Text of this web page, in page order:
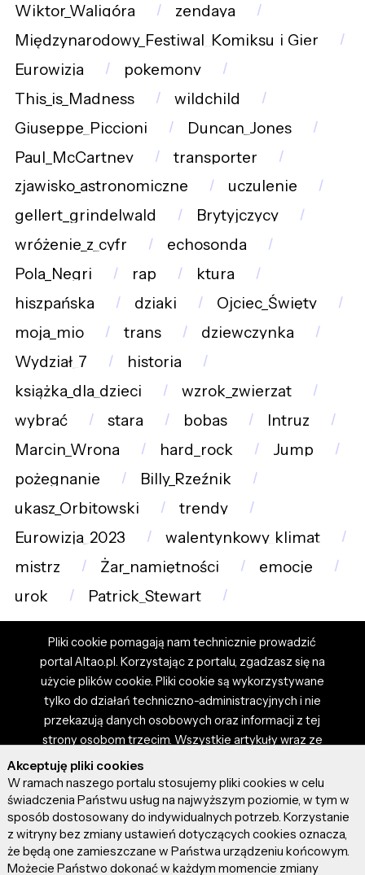
Wiktor_Waligóra
zendaya
Międzynarodowy_Festiwal_Komiksu_i_Gier
Eurowizja
pokemony
This_is_Madness
wildchild
Giuseppe_Piccioni
Duncan_Jones
Paul_McCartney
transporter
zjawisko_astronomiczne
uczulenie
gellert_grindelwald
Brytyjczycy
wróżenie_z_cyfr
echosonda
Pola_Negri
rap
ktura
hiszpańska
dziaki
Ojciec_Święty
moja_mio
trans
dziewczynka
Wydział_7
historia
książka_dla_dzieci
wzrok_zwierząt
wybrać
stara bobas
Intruz
Marcin_Wrona
hard_rock
Jump
pożegnanie
Billy_Rzeźnik
ukasz_Orbitowski
trendy
Eurowizja_2023
walentynkowy_klimat
mistrz
Żar_namiętności
emocje
urok
Patrick_Stewart
Pliki cookie pomagają nam technicznie prowadzić
portal Altao.pl. Korzystając z portalu, zgadzasz się na
użycie plików cookie. Pliki cookie są wykorzystywane
tylko do działań techniczno-administracyjnych i nie
przekazują danych osobowych oraz informacji z tej
strony osobom trzecim. Wszystkie artykuły wraz ze
zdjęciami i materiałami dostępnymi na portalu są
własnością użytkowników. Administrator i właściciel
portalu nie ponosi odpowiedzialności za tresci
prezentowane przez autorów artykułów. Dodając
artykuł, zgadzasz się z regulaminem portalu oraz
ponosisz odpowiedzialność za wszystkie materiały
Akceptuję pliki cookies
W ramach naszego portalu stosujemy pliki cookies w celu
świadczenia Państwu usług na najwyższym poziomie, w tym w
sposób dostosowany do indywidualnych potrzeb. Korzystanie
z witryny bez zmiany ustawień dotyczących cookies oznacza,
że będą one zamieszczane w Państwa urządzeniu końcowym.
Możecie Państwo dokonać w każdym momencie zmiany